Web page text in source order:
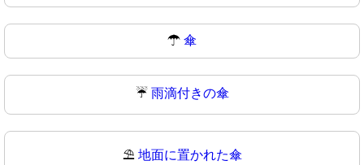
☂ 傘
☔ 雨滴付きの傘
⛱️ 地面に置かれた傘